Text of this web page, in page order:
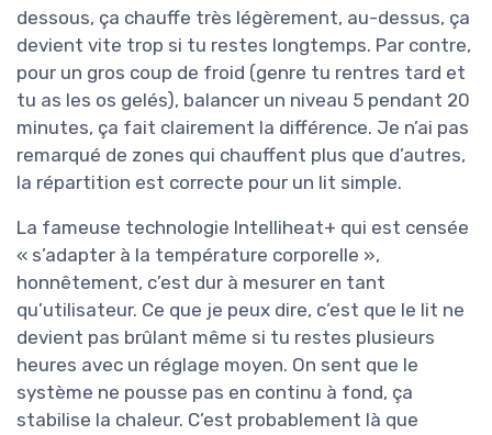
dessous, ça chauffe très légèrement, au-dessus, ça
devient vite trop si tu restes longtemps. Par contre,
pour un gros coup de froid (genre tu rentres tard et
tu as les os gelés), balancer un niveau 5 pendant 20
minutes, ça fait clairement la différence. Je n’ai pas
remarqué de zones qui chauffent plus que d’autres,
la répartition est correcte pour un lit simple.
La fameuse technologie Intelliheat+ qui est censée
« s’adapter à la température corporelle »,
honnêtement, c’est dur à mesurer en tant
qu’utilisateur. Ce que je peux dire, c’est que le lit ne
devient pas brûlant même si tu restes plusieurs
heures avec un réglage moyen. On sent que le
système ne pousse pas en continu à fond, ça
stabilise la chaleur. C’est probablement là que